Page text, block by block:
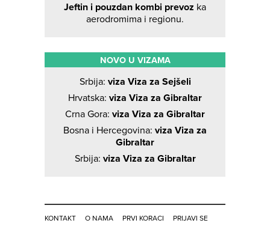
Jeftin i pouzdan kombi prevoz ka
aerodromima i regionu.
NOVO U VIZAMA
Srbija: viza Viza za Sejšeli
Hrvatska: viza Viza za Gibraltar
Crna Gora: viza Viza za Gibraltar
Bosna i Hercegovina: viza Viza za
Gibraltar
Srbija: viza Viza za Gibraltar
KONTAKT O NAMA PRVI KORACI
PRIJAVI SE